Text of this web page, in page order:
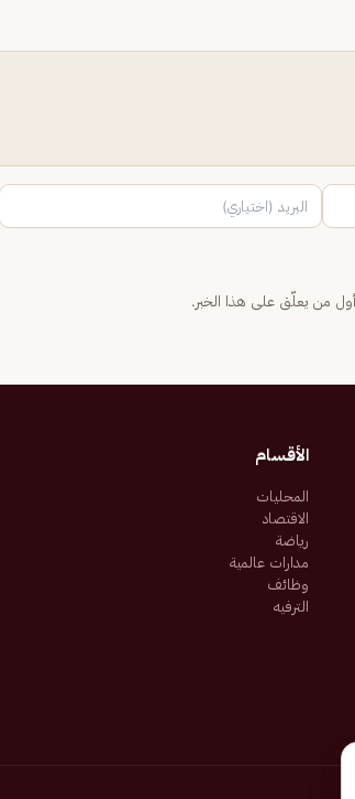
من يعلّق على هذا الخبر.
الأقسام
المحليات
الاقتصاد
رياضة
مدارات عالمية
وظائف
الترفيه